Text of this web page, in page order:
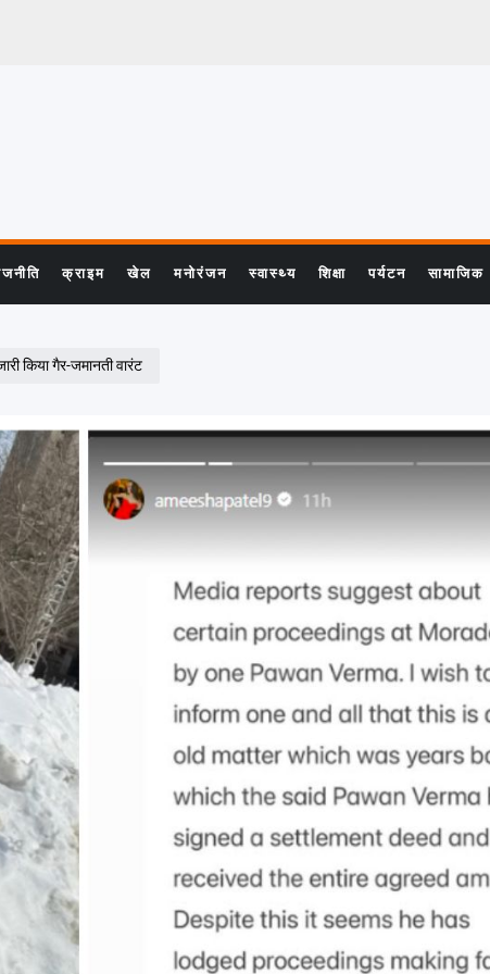
क्राइम खेल मनोरंजन स्वास्थ्य शिक्षा पर्यटन सामाजिक
किया गैर-जमानती वारंट